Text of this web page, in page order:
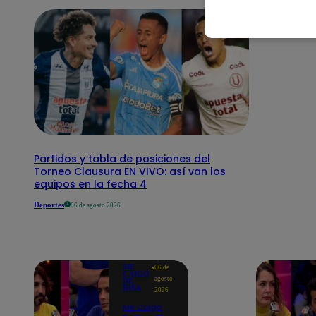
Partidos y tabla de posiciones del
Torneo Clausura EN VIVO: así van los
equipos en la fecha 4
Deportes 06 de agosto 2026
ME
CAIGO
DE
RISA
06 de
agosto
2026
Me Caigo